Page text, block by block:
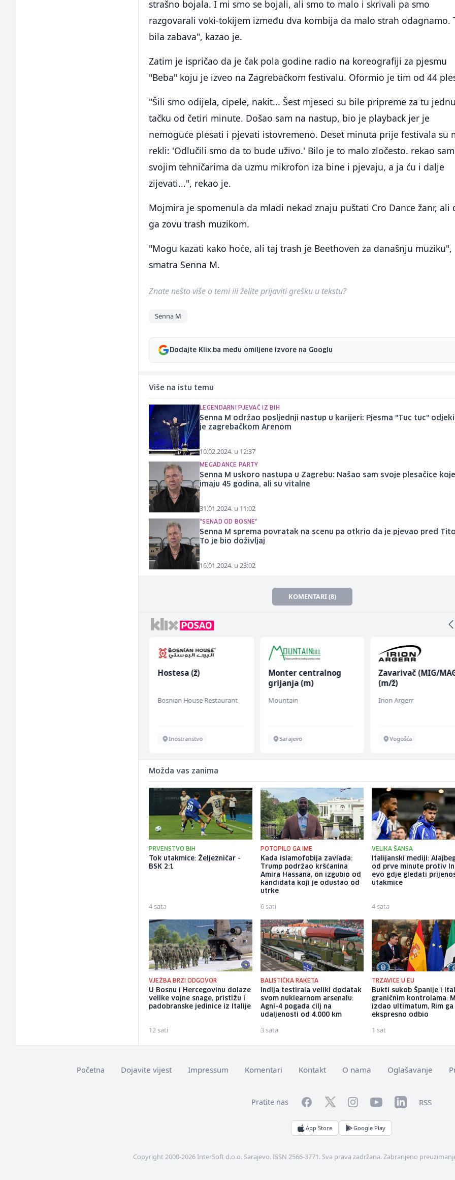
strašno bojala. I mi smo se bojali, ali smo to malo i skrivali pa smo
razgovarali voki-tokijem između dva kombija da malo strah odagnamo.
bila zabava", kazao je.
Zatim je ispričao da je čak pola godine radio na koreografiji za pjesmu
"Beba" koju je izveo na Zagrebačkom festivalu. Oformio je tim od 44
"Šili smo odijela, cipele, nakit... Šest mjeseci su bile pripreme za tu jednu
tačku od četiri minute. Došao sam na nastup, bio je playback jer je
nemoguće plesati i pjevati istovremeno. Deset minuta prije festivala su
rekli: 'Odlučili smo da to bude uživo.' Bilo je to malo zločesto. rekao sam
svojim tehničarima da uzmu mikrofon iza bine i pjevaju, a ja ću i dalje
zijevati...", rekao je.
Mojmira je spomenula da mladi nekad znaju puštati Cro Dance žanr, ali
ga zovu trash muzikom.
"Mogu kazati kako hoće, ali taj trash je Beethoven za današnju muziku",
smatra Senna M.
Znate nešto više o temi ili želite prijaviti grešku u tekstu?
Senna M
Dodajte Klix.ba među omiljene izvore na Googlu
Više na istu temu
LEGENDARNI PJEVAČ IZ BIH
Senna M održao posljednji nastup u karijeri: Pjesma "Tuc tuc"
je zagrebačkom Arenom
10.02.2024. u 12:37
MEGADANCE PARTY
Senna M uskoro nastupa u Zagrebu: Našao sam svoje plesačice koje
imaju 45 godina, ali su vitalne
31.01.2024. u 11:02
"SENAD OD BOSNE"
Senna M sprema povratak na scenu pa otkrio da je pjevao pred
To je bio doživljaj
16.01.2024. u 23:02
KOMENTARI (8)
Hostesa (ž)
Bosnian House Restaurant
Inostranstvo
Monter centralnog
grijanja (m)
Mountain
Sarajevo
Zavarivač (MIG/
(m/ž)
Irion Argerr
Vogošća
Možda vas zanima
PRVENSTVO BIH
Tok utakmice: Željezničar -
BSK 2:1
4 sata
POTOPILO GA IME
Kada islamofobija zavlada:
Trump podržao kršćanina
Amira Hassana, on izgubio od
kandidata koji je odustao od
utrke
6 sati
VELIKA ŠANSA
Italijanski mediji:
od prve minute protiv
evo gdje gledati
utakmice
4 sata
VJEŽBA BRZI ODGOVOR
U Bosnu i Hercegovinu dolaze
velike vojne snage, pristižu i
padobranske jedinice iz Italije
12 sati
BALISTIČKA RAKETA
Indija testirala veliki dodatak
svom nuklearnom arsenalu:
Agni-4 pogađa cilj na
udaljenosti od 4.000 km
3 sata
TRZAVICE U EU
Bukti sukob Španije i
graničnim kontrolama:
izdao ultimatum, Rim ga
ekspresno odbio
1 sat
Početna Dojavite vijest Impressum Komentari Kontakt O nama Oglašavanje
Pratite nas FacebookTwitterInstagramYouTubeLinkedInRSS
App Store Google Play
Copyright 2000-2026 InterSoft d.o.o. Sarajevo. ISSN 2566-3771. Sva prava zadržana. Zabranjeno